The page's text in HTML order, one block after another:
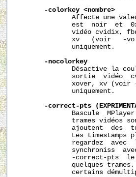
-colorkey <nombre>
Affecte une
est  noir  et
vidéo cvidix,
xv   (voir   -
              uniquement.
-nocolorkey
Désactive la
sortie  vidéo
xover, xv (voir
              uniquement.
-correct-pts
Bascule
trames vidéos
ajoutent  des
Les timestamps
regardez  avec
synchroniss
-correct-pts
quelques
certains